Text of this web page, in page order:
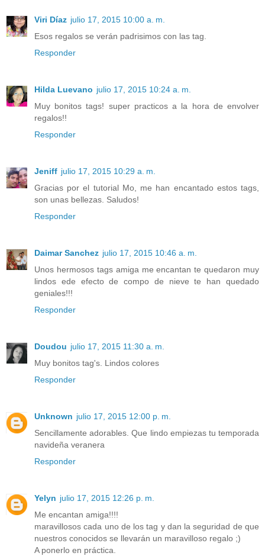
Viri Díaz julio 17, 2015 10:00 a. m.
Esos regalos se verán padrisimos con las tag.
Responder
Hilda Luevano julio 17, 2015 10:24 a. m.
Muy bonitos tags! super practicos a la hora de envolver
regalos!!
Responder
Jeniff julio 17, 2015 10:29 a. m.
Gracias por el tutorial Mo, me han encantado estos tags,
son unas bellezas. Saludos!
Responder
Daimar Sanchez julio 17, 2015 10:46 a. m.
Unos hermosos tags amiga me encantan te quedaron muy
lindos ede efecto de compo de nieve te han quedado
geniales!!!
Responder
Doudou julio 17, 2015 11:30 a. m.
Muy bonitos tag's. Lindos colores
Responder
Unknown julio 17, 2015 12:00 p. m.
Sencillamente adorables. Que lindo empiezas tu temporada
navideña veranera
Responder
Yelyn julio 17, 2015 12:26 p. m.
Me encantan amiga!!!!
maravillosos cada uno de los tag y dan la seguridad de que
nuestros conocidos se llevarán un maravilloso regalo ;)
A ponerlo en práctica.